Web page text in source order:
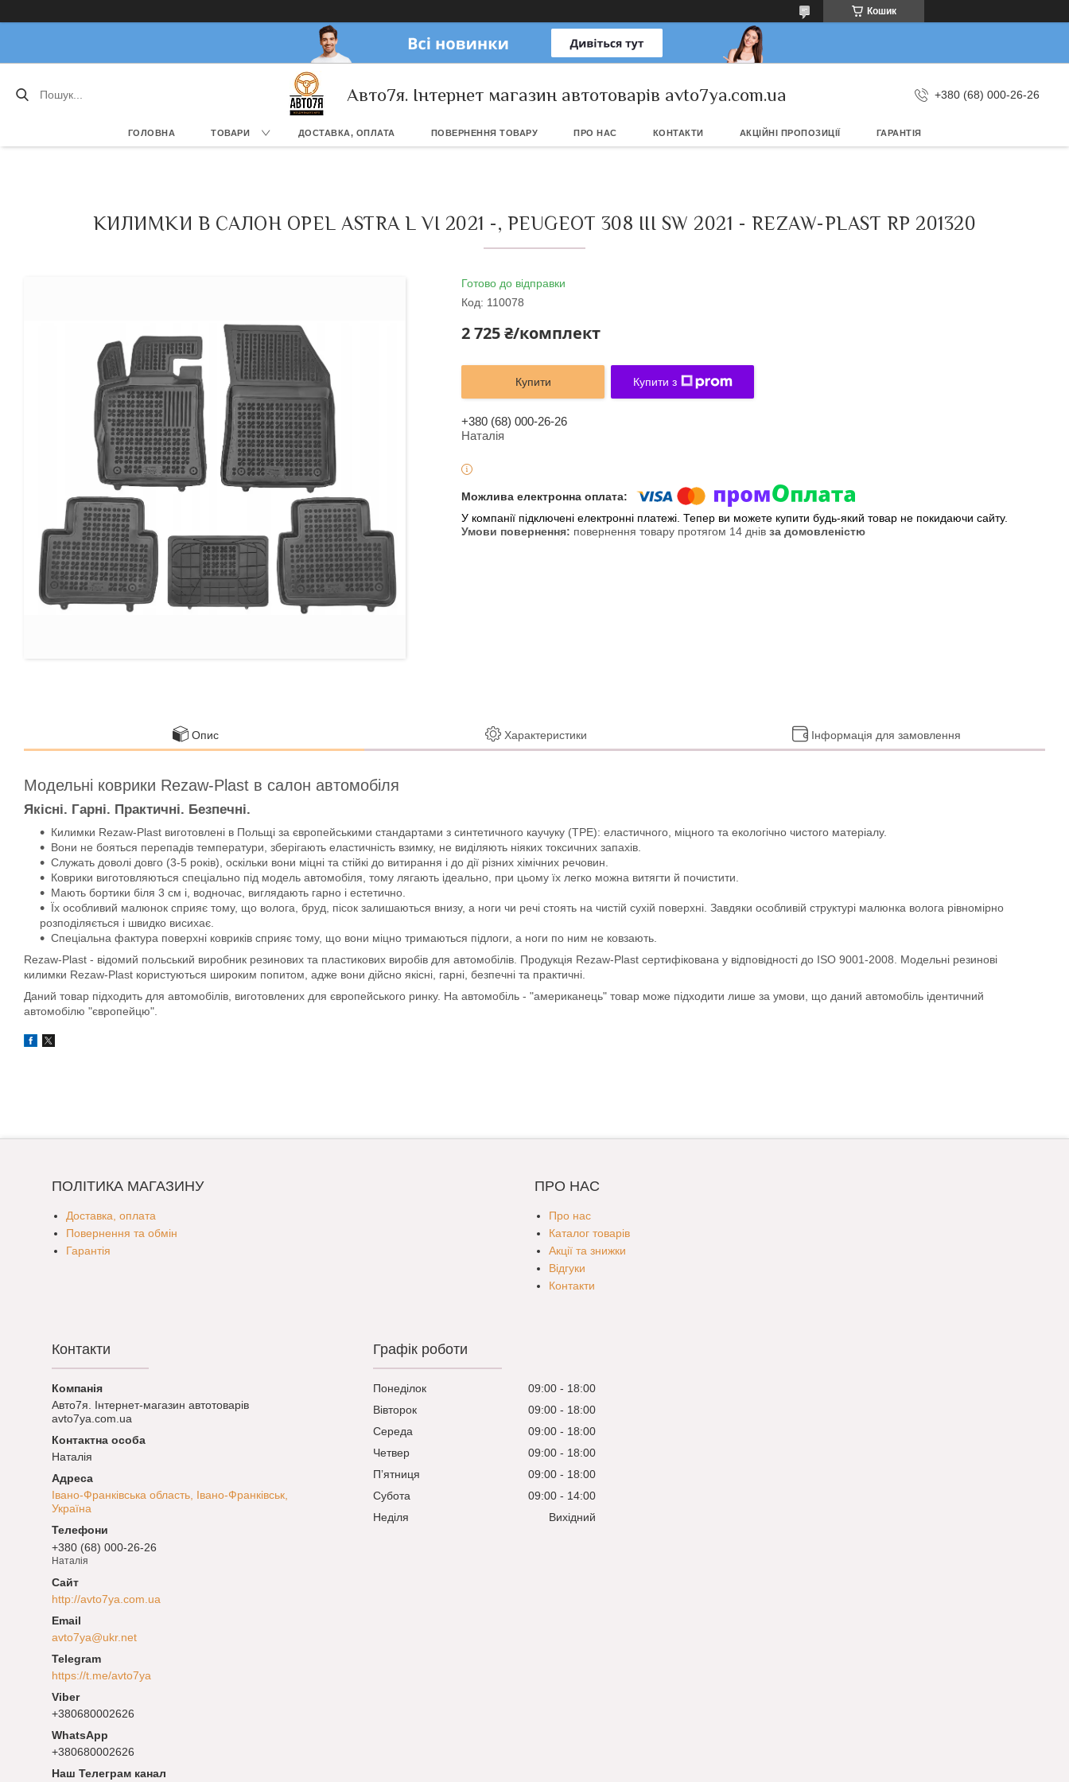
Кошик
Авто7я. Інтернет магазин автотоварів avto7ya.com.ua +380 (68) 000-26-26
ГОЛОВНА ТОВАРИ ДОСТАВКА, ОПЛАТА ПОВЕРНЕННЯ ТОВАРУ ПРО НАС КОНТАКТИ АКЦІЙНІ ПРОПОЗИЦІЇ ГАРАНТІЯ
КИЛИМКИ В САЛОН OPEL ASTRA L VI 2021 -, PEUGEOT 308 III SW 2021 - REZAW-PLAST RP 201320
Готово до відправки
Код: 110078
2 725 ₴/комплект
Купити Купити з
+380 (68) 000-26-26
Наталія
У компанії підключені електронні платежі. Тепер ви можете купити будь-який товар не покидаючи сайту.
повернення товару протягом 14 днів за домовленістю
Опис Характеристики Інформація для замовлення
Модельні коврики Rezaw-Plast в салон автомобіля
Якісні. Гарні. Практичні. Безпечні.
Килимки Rezaw-Plast виготовлені в Польщі за європейськими стандартами з синтетичного каучуку (ТРЕ): еластичного, міцного та екологічно чистого матеріалу.
Вони не бояться перепадів температури, зберігають еластичність взимку, не виділяють ніяких токсичних запахів.
Служать доволі довго (3-5 років), оскільки вони міцні та стійкі до витирання і до дії різних хімічних речовин.
Коврики виготовляються спеціально під модель автомобіля, тому лягають ідеально, при цьому їх легко можна витягти й почистити.
Мають бортики біля 3 см і, водночас, виглядають гарно і естетично.
Їх особливий малюнок сприяє тому, що волога, бруд, пісок залишаються внизу, а ноги чи речі стоять на чистій сухій поверхні. Завдяки особливій структурі малюнка волога рівномірно
розподіляється і швидко висихає.
Спеціальна фактура поверхні ковриків сприяє тому, що вони міцно тримаються підлоги, а ноги по ним не ковзають.
Rezaw-Plast - відомий польський виробник резинових та пластикових виробів для автомобілів. Продукція Rezaw-Plast сертифікована у відповідності до ISO 9001-2008. Модельні резинові
килимки Rezaw-Plast користуються широким попитом, адже вони дійсно якісні, гарні, безпечні та практичні.
Даний товар підходить для автомобілів, виготовлених для європейського ринку. На автомобіль - "американець" товар може підходити лише за умови, що даний автомобіль ідентичний
автомобілю "європейцю".
ПОЛІТИКА МАГАЗИНУ
Доставка, оплата
Повернення та обмін
Гарантія
ПРО НАС
Про нас
Каталог товарів
Акції та знижки
Відгуки
Контакти
Контакти
Авто7я. Інтернет-магазин автотоварів
avto7ya.com.ua
Наталія
Івано-Франківська область, Івано-Франківськ,
Україна
+380 (68) 000-26-26
Наталія
http://avto7ya.com.ua
avto7ya@ukr.net
https://t.me/avto7ya
+380680002626
+380680002626
Наш Телеграм канал
Графік роботи
Понеділок 09:00
18:00
Вівторок
09:00
18:00
Середа
09:00
18:00
Четвер
09:00
18:00
Пʼятниця
09:00
18:00
Субота
09:00
14:00
Неділя
Вихідний